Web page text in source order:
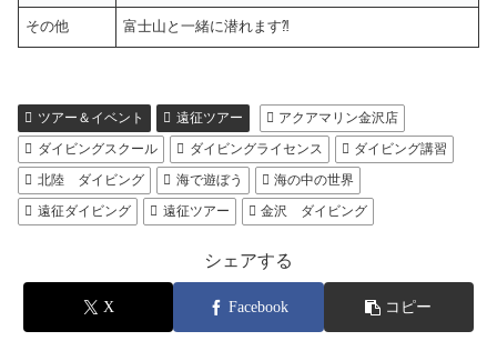
その他 富士山と一緒に潜れます⁈
ツアー＆イベント 遠征ツアー
アクアマリン金沢店
ダイビングスクール
ダイビングライセンス
ダイビング講習
北陸 ダイビング
海で遊ぼう
海の中の世界
遠征ダイビング
遠征ツアー 金沢 ダイビング
シェアする
X Facebook コピー